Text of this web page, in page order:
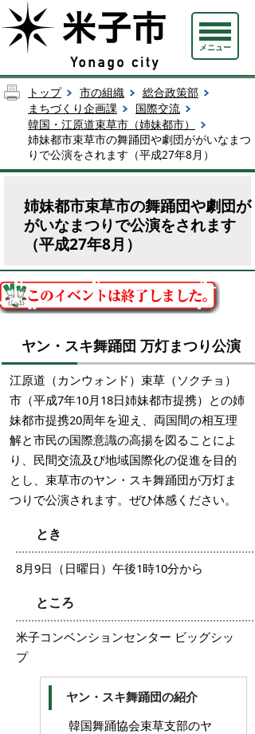
メニュー
トップ 市の組織
総合政策部
まちづくり企画課
国際交流
韓国・江原道束草市（姉妹都市）
姉妹都市束草市の舞踊団や劇団ががいなまつ
りで公演をされます（平成27年8月）
姉妹都市束草市の舞踊団や劇団が
がいなまつりで公演をされます
（平成27年8月）
ヤン・スキ舞踊団 万灯まつり公演
江原道（カンウォンド）束草（ソクチョ）
市（平成7年10月18日姉妹都市提携）との姉
妹都市提携20周年を迎え、両国間の相互理
解と市民の国際意識の高揚を図ることによ
り、民間交流及び地域国際化の促進を目的
とし、束草市のヤン・スキ舞踊団が万灯ま
つりで公演されます。ぜひ体感ください。
とき
8月9日（日曜日）午後1時10分から
ところ
米子コンベンションセンター ビッグシッ
プ
ヤン・スキ舞踊団の紹介
韓国舞踊協会束草支部のヤ